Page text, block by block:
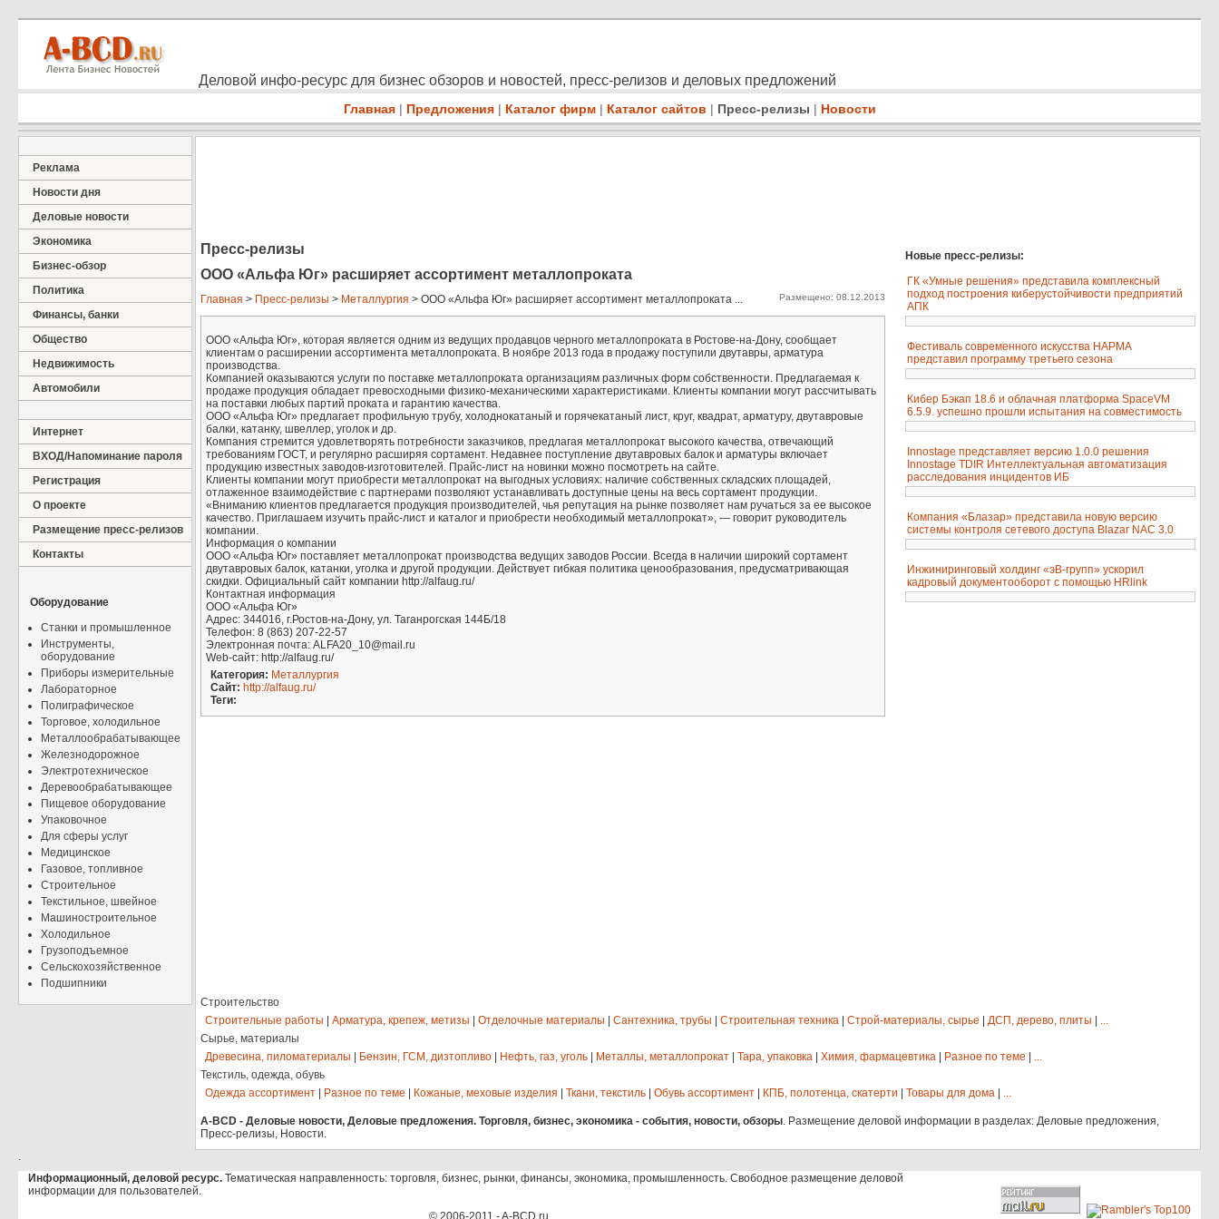
Деловой инфо-ресурс для бизнес обзоров и новостей, пресс-релизов и деловых предложений
Главная | Предложения | Каталог фирм | Каталог сайтов | Пресс-релизы | Новости
Реклама
Новости дня
Деловые новости
Экономика
Бизнес-обзор
Политика
Финансы, банки
Общество
Недвижимость
Автомобили
Интернет
ВХОД/Напоминание пароля
Регистрация
О проекте
Размещение пресс-релизов
Контакты
Оборудование
Станки и промышленное
Инструменты,
оборудование
Приборы измерительные
Лабораторное
Полиграфическое
Торговое, холодильное
Металлообрабатывающее
Железнодорожное
Электротехническое
Деревообрабатывающее
Пищевое оборудование
Упаковочное
Для сферы услуг
Медицинское
Газовое, топливное
Строительное
Текстильное, швейное
Машиностроительное
Холодильное
Грузоподъемное
Сельскохозяйственное
Подшипники
Пресс-релизы
ООО «Альфа Юг» расширяет ассортимент металлопроката
Главная > Пресс-релизы > Металлургия > ООО «Альфа Юг» расширяет ассортимент металлопроката ... Размещено: 08.12.2013
ООО «Альфа Юг», которая является одним из ведущих продавцов черного металлопроката в Ростове-на-Дону, сообщает
клиентам о расширении ассортимента металлопроката. В ноябре 2013 года в продажу поступили двутавры, арматура
производства.
Компанией оказываются услуги по поставке металлопроката организациям различных форм собственности. Предлагаемая к
продаже продукция обладает превосходными физико-механическими характеристиками. Клиенты компании могут рассчитывать
на поставки любых партий проката и гарантию качества.
ООО «Альфа Юг» предлагает профильную трубу, холоднокатаный и горячекатаный лист, круг, квадрат, арматуру, двутавровые
балки, катанку, швеллер, уголок и др.
Компания стремится удовлетворять потребности заказчиков, предлагая металлопрокат высокого качества, отвечающий
требованиям ГОСТ, и регулярно расширяя сортамент. Недавнее поступление двутавровых балок и арматуры включает
продукцию известных заводов-изготовителей. Прайс-лист на новинки можно посмотреть на сайте.
Клиенты компании могут приобрести металлопрокат на выгодных условиях: наличие собственных складских площадей,
отлаженное взаимодействие с партнерами позволяют устанавливать доступные цены на весь сортамент продукции.
«Вниманию клиентов предлагается продукция производителей, чья репутация на рынке позволяет нам ручаться за ее высокое
качество. Приглашаем изучить прайс-лист и каталог и приобрести необходимый металлопрокат», — говорит руководитель
компании.
Информация о компании
ООО «Альфа Юг» поставляет металлопрокат производства ведущих заводов России. Всегда в наличии широкий сортамент
двутавровых балок, катанки, уголка и другой продукции. Действует гибкая политика ценообразования, предусматривающая
скидки. Официальный сайт компании http://alfaug.ru/
Контактная информация
ООО «Альфа Юг»
Адрес: 344016, г.Ростов-на-Дону, ул. Таганрогская 144Б/18
Телефон: 8 (863) 207-22-57
Электронная почта: ALFA20_10@mail.ru
Web-сайт: http://alfaug.ru/
Категория: Металлургия
Сайт: http://alfaug.ru/
Теги:
Новые пресс-релизы:
ГК «Умные решения» представила комплексный
подход построения киберустойчивости предприятий
АПК
Фестиваль современного искусства НАРМА
представил программу третьего сезона
Кибер Бэкап 18.6 и облачная платформа SpaceVM
6.5.9. успешно прошли испытания на совместимость
Innostage представляет версию 1.0.0 решения
Innostage TDIR Интеллектуальная автоматизация
расследования инцидентов ИБ
Компания «Блазар» представила новую версию
системы контроля сетевого доступа Blazar NAC 3.0
Инжиниринговый холдинг «эВ-групп» ускорил
кадровый документооборот с помощью HRlink
Строительство
Строительные работы
Арматура, крепеж, метизы Отделочные материалы Сантехника, трубы Строительная техника Строй-материалы, сырье ДСП, дерево, плиты
...
Сырье, материалы
Древесина, пиломатериалы
Бензин, ГСМ, дизтопливо Нефть, газ, уголь Металлы, металлопрокат Тара, упаковка Химия, фармацевтика Разное по теме
...
Текстиль, одежда, обувь
Одежда ассортимент
Разное по теме Кожаные, меховые изделия Ткани, текстиль Обувь ассортимент КПБ, полотенца, скатерти Товары для дома ...
A-BCD - Деловые новости, Деловые предложения. Торговля, бизнес, экономика - события, новости, обзоры. Размещение деловой информации в разделах: Деловые предложения,
Пресс-релизы, Новости.
.
Информационный, деловой ресурс. Тематическая направленность: торговля, бизнес, рынки, финансы, экономика, промышленность. Свободное размещение деловой
информации для пользователей.
© 2006-2011 - A-BCD.ru